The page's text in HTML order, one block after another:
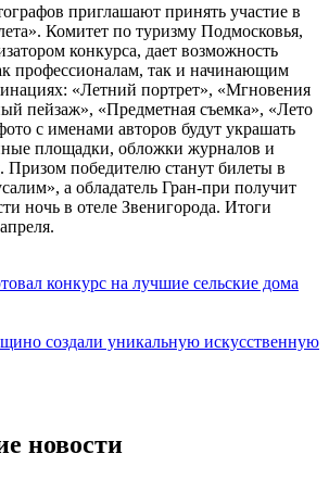
приглашают принять участие в
Комитет по туризму Подмосковья,
конкурса, дает возможность
профессионалам, так и начинающим
«Летний портрет», «Мгновения
пейзаж», «Предметная съемка», «Лето
с именами авторов будут украшать
площадки, обложки журналов и
Призом победителю станут билеты в
а обладатель Гран-при получит
ночь в отеле Звенигорода. Итоги
конкурс на лучшие сельские дома
создали уникальную искусственную
новости